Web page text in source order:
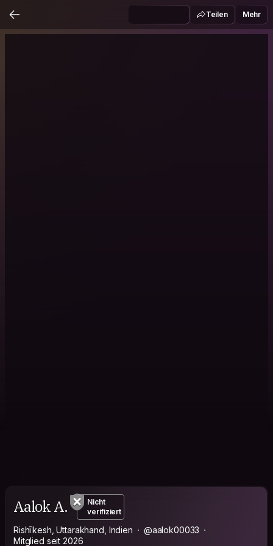
Teilen Mehr
Aalok A.
Nicht
verifiziert
Rishīkesh, Uttarakhand, Indien
@aalok00033
Mitglied seit 2026